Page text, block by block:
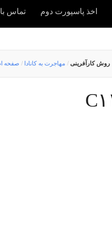
تماس اخذ پاسپورت دوم
صفحه / مهاجرت به کانادا / روش کارآفرینی